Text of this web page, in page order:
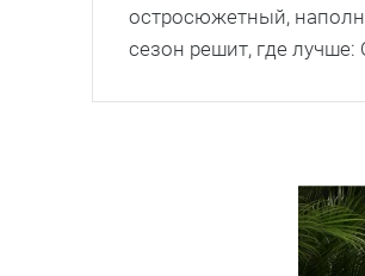
остросюжетный,
сезон решит, где